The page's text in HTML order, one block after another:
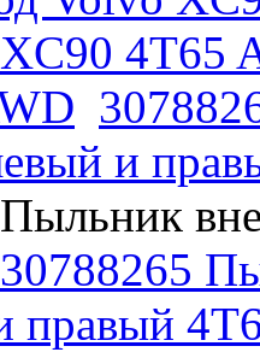
4T65
и
правый